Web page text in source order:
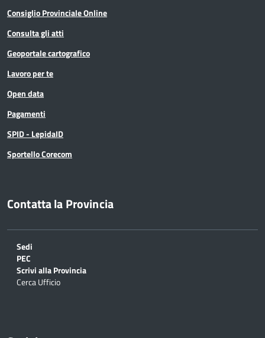
Consiglio Provinciale Online
Consulta gli atti
Geoportale cartografico
Lavoro per te
Open data
Pagamenti
SPID - LepidaID
Sportello Corecom
Contatta la Provincia
Sedi
PEC
Scrivi alla Provincia
Cerca Ufficio